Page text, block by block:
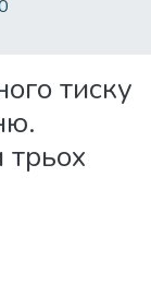
тиску
трьох